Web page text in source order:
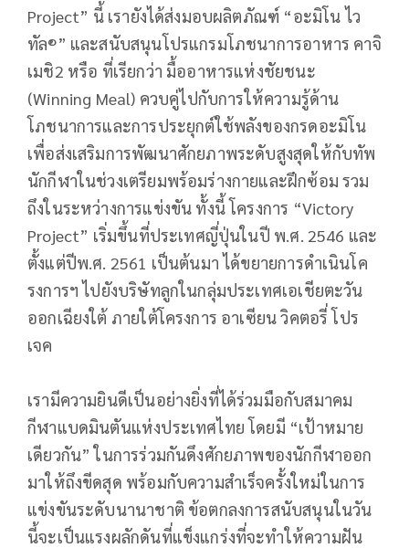
Project” นี้ เรายังได้ส่งมอบผลิตภัณฑ์ “อะมิโน ไว
ทัล®” และสนับสนุนโปรแกรมโภชนาการอาหาร คาจิ
เมชิ2 หรือ ที่เรียกว่า มื้ออาหารแห่งชัยชนะ
(Winning Meal) ควบคู่ไปกับการให้ความรู้ด้าน
โภชนาการและการประยุกต์ใช้พลังของกรดอะมิโน
เพื่อส่งเสริมการพัฒนาศักยภาพระดับสูงสุดให้กับทัพ
นักกีฬาในช่วงเตรียมพร้อมร่างกายและฝึกซ้อม รวม
ถึงในระหว่างการแข่งขัน ทั้งนี้ โครงการ “Victory
Project” เริ่มขึ้นที่ประเทศญี่ปุ่นในปี พ.ศ. 2546 และ
ตั้งแต่ปีพ.ศ. 2561 เป็นต้นมา ได้ขยายการดำเนินโค
รงการฯ ไปยังบริษัทลูกในกลุ่มประเทศเอเชียตะวัน
ออกเฉียงใต้ ภายใต้โครงการ อาเซียน วิคตอรี่ โปร
เจค
เรามีความยินดีเป็นอย่างยิ่งที่ได้ร่วมมือกับสมาคม
กีฬาแบดมินตันแห่งประเทศไทย โดยมี “เป้าหมาย
เดียวกัน” ในการร่วมกันดึงศักยภาพของนักกีฬาออก
มาให้ถึงขีดสุด พร้อมกับความสำเร็จครั้งใหม่ในการ
แข่งขันระดับนานาชาติ ข้อตกลงการสนับสนุนในวัน
นี้จะเป็นแรงผลักดันที่แข็งแกร่งที่จะทำให้ความฝัน